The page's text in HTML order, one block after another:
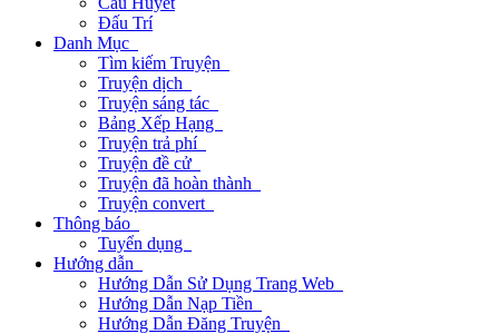
Đấu Trí
Danh Mục
Tìm kiếm Truyện
Truyện dịch
Truyện sáng tác
Bảng Xếp Hạng
Truyện trả phí
Truyện đề cử
Truyện đã hoàn thành
Truyện convert
Thông báo
Tuyển dụng
Hướng dẫn
Hướng Dẫn Sử Dụng Trang Web
Hướng Dẫn Nạp Tiền
Hướng Dẫn Đăng Truyện